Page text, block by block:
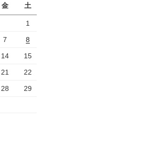
金 土
1
7 8
14 15
21 22
28 29